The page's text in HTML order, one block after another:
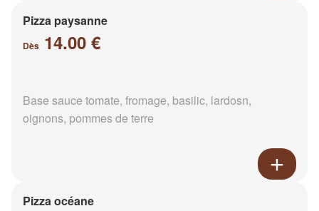
Pizza paysanne
Dès 14.00 €
Base sauce tomate, fromage, basilic, lardosn,
oignons, pommes de terre
Pizza océane